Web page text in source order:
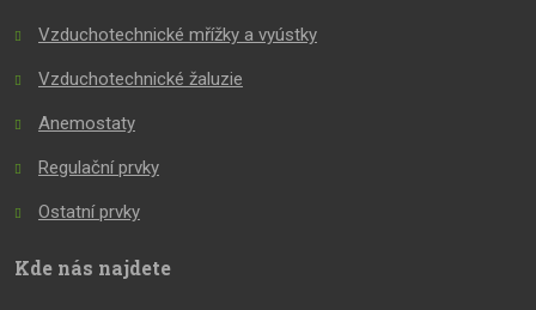
Vzduchotechnické mřížky a vyústky
Vzduchotechnické žaluzie
Anemostaty
Regulační prvky
Ostatní prvky
Kde nás najdete